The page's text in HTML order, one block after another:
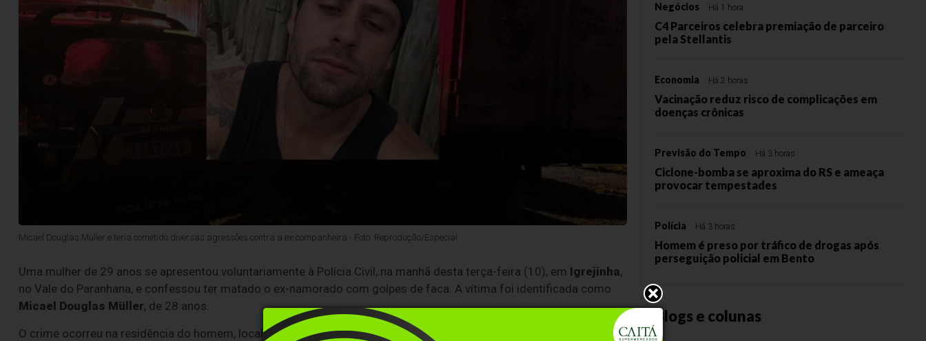
Micael Douglas Müller e teria cometido diversas agressões contra a ex-companheira - Foto: Reprodução/Especial
Uma mulher de 29 anos se apresentou voluntariamente à Polícia Civil, na manhã desta terça-feira (10), em Igrejinha,
no Vale do Paranhana, e confessou ter matado o ex-namorado com golpes de faca. A vítima foi identificada como
Micael Douglas Müller, de 28 anos.
O crime ocorreu na residência do homem, localizada nobairro XV de Novembro
Negócios Há 1 hora
C4 Parceiros celebra premiação de parceiro
pela Stellantis
Economia Há 2 horas
Vacinação reduz risco de complicações em
doenças crônicas
Previsão do Tempo Há 3 horas
Ciclone-bomba se aproxima do RS e ameaça
provocar tempestades
Polícia Há 3 horas
Homem é preso por tráfico de drogas após
perseguição policial em Bento
Blogs e colunas